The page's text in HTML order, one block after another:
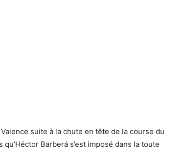
suite à la chute en tête de la course du
Barberá s’est imposé dans la toute